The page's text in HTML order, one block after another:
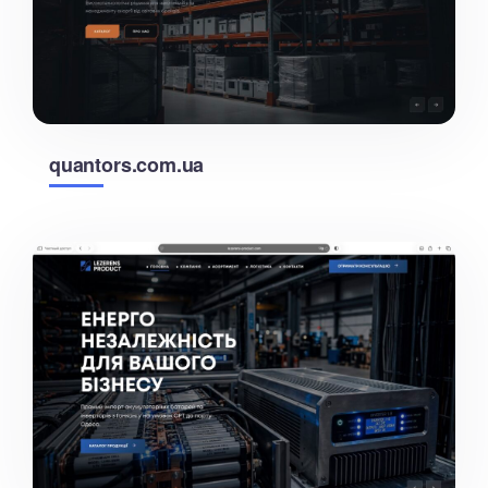
quantors.com.ua